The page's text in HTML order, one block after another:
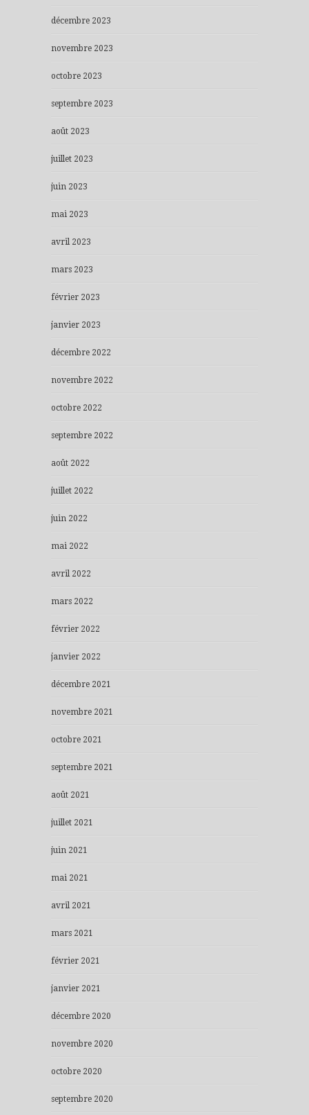
décembre 2023
novembre 2023
octobre 2023
septembre 2023
août 2023
juillet 2023
juin 2023
mai 2023
avril 2023
mars 2023
février 2023
janvier 2023
décembre 2022
novembre 2022
octobre 2022
septembre 2022
août 2022
juillet 2022
juin 2022
mai 2022
avril 2022
mars 2022
février 2022
janvier 2022
décembre 2021
novembre 2021
octobre 2021
septembre 2021
août 2021
juillet 2021
juin 2021
mai 2021
avril 2021
mars 2021
février 2021
janvier 2021
décembre 2020
novembre 2020
octobre 2020
septembre 2020